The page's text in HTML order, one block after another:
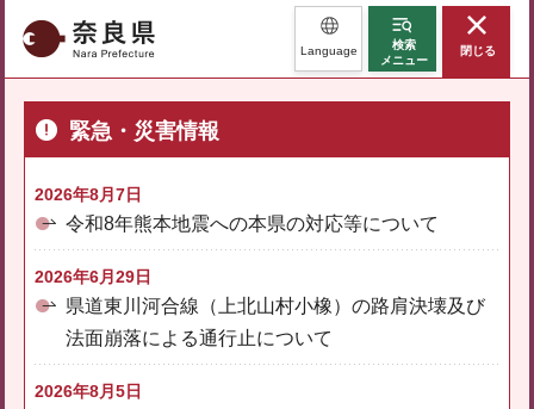
奈良県 Language
検索
メニュー
閉じる
緊急・災害情報
2026年8月7日
令和8年熊本地震への本県の対応等について
2026年6月29日
県道東川河合線（上北山村小橡）の路肩決壊及び
法面崩落による通行止について
2026年8月5日